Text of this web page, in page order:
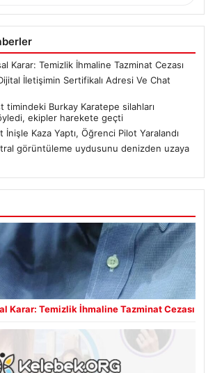
Karar: Temizlik İhmaline Tazminat Cezası
İletişimin Sertifikalı Adresi Ve Chat
timindeki Burkay Karatepe silahları
ekipler harekete geçti
İnişle Kaza Yaptı, Öğrenci Pilot Yaralandı
görüntüleme uydusunu denizden uzaya
Karar: Temizlik İhmaline Tazminat Cezası